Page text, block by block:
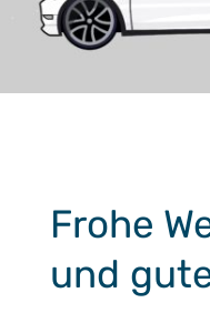
Frohe
und